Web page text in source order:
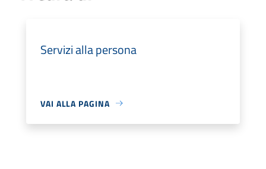
Servizi alla persona
VAI ALLA PAGINA